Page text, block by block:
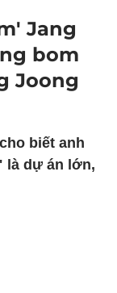
Jang
bom
Joong
biết anh
là dự án lớn,